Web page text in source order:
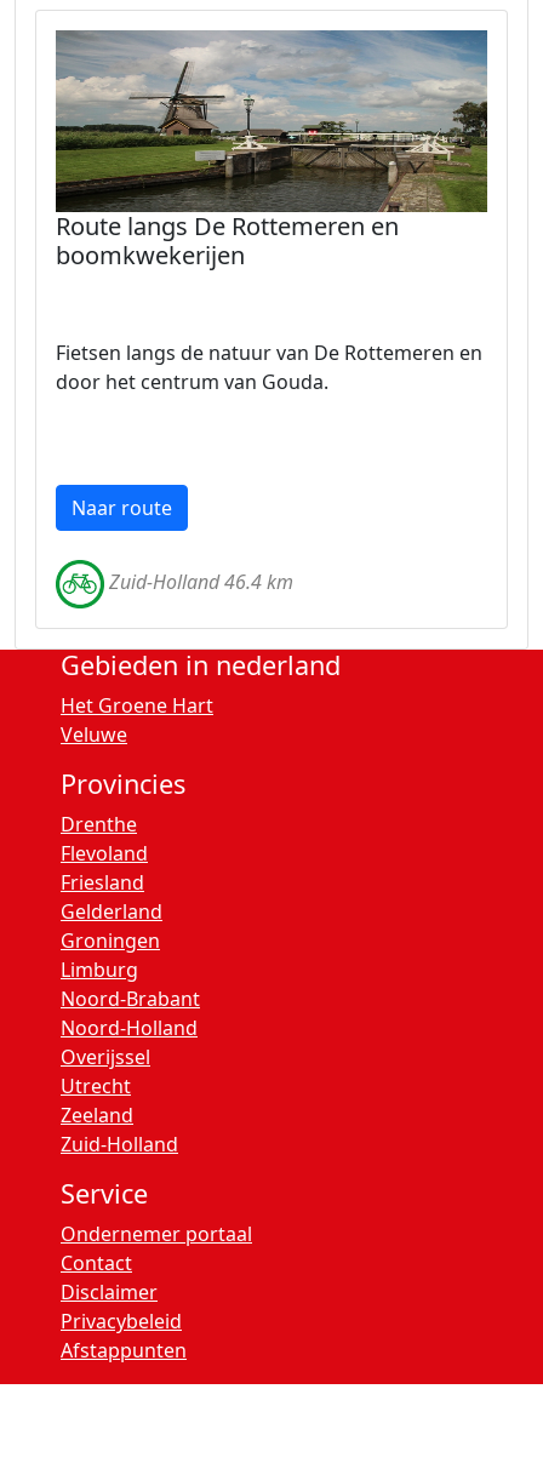
Route langs De Rottemeren en
boomkwekerijen
Fietsen langs de natuur van De Rottemeren en
door het centrum van Gouda.
Naar route
Zuid-Holland 46.4 km
Gebieden in nederland
Het Groene Hart
Veluwe
Provincies
Drenthe
Flevoland
Friesland
Gelderland
Groningen
Limburg
Noord-Brabant
Noord-Holland
Overijssel
Utrecht
Zeeland
Zuid-Holland
Service
Ondernemer portaal
Contact
Disclaimer
Privacybeleid
Afstappunten